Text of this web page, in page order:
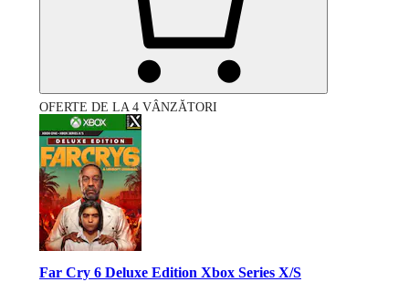
OFERTE DE LA 4 VÂNZĂTORI
Far Cry 6 Deluxe Edition Xbox Series X/S